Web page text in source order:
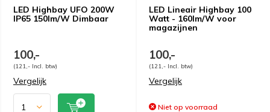
LED Highbay UFO 200W
IP65 150lm/W Dimbaar
100,-
(121,- Incl. btw)
Vergelijk
LED Lineair Highbay 100
Watt - 160lm/W voor
magazijnen
100,-
(121,- Incl. btw)
Vergelijk
Niet op voorraad